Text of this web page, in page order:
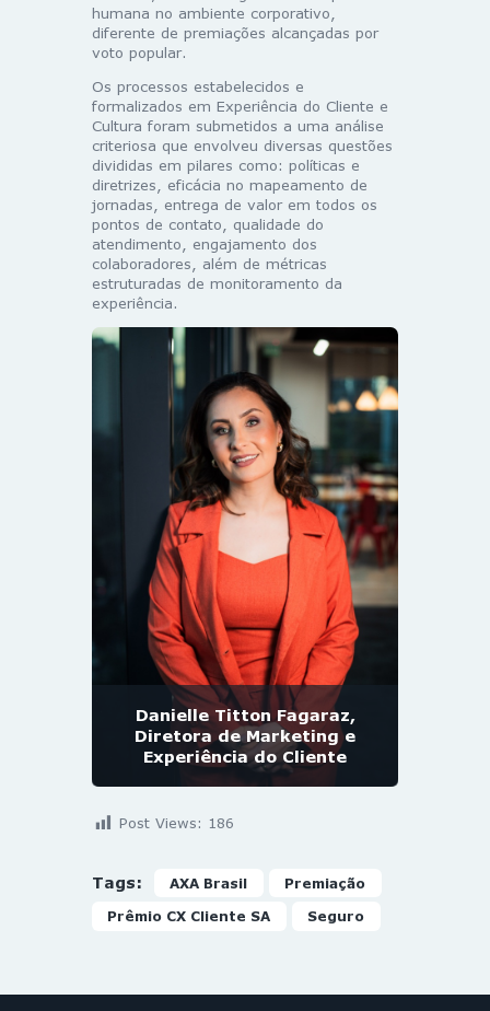
humana no ambiente corporativo,
diferente de premiações alcançadas por
voto popular.
Os processos estabelecidos e
formalizados em Experiência do Cliente e
Cultura foram submetidos a uma análise
criteriosa que envolveu diversas questões
divididas em pilares como: políticas e
diretrizes, eficácia no mapeamento de
jornadas, entrega de valor em todos os
pontos de contato, qualidade do
atendimento, engajamento dos
colaboradores, além de métricas
estruturadas de monitoramento da
experiência.
Danielle Titton Fagaraz,
Diretora de Marketing e
Experiência do Cliente
Post Views: 186
Tags: AXA Brasil Premiação
Prêmio CX Cliente SA Seguro